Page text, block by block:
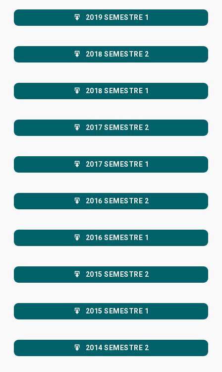
2019 SEMESTRE 1
2018 SEMESTRE 2
2018 SEMESTRE 1
2017 SEMESTRE 2
2017 SEMESTRE 1
2016 SEMESTRE 2
2016 SEMESTRE 1
2015 SEMESTRE 2
2015 SEMESTRE 1
2014 SEMESTRE 2